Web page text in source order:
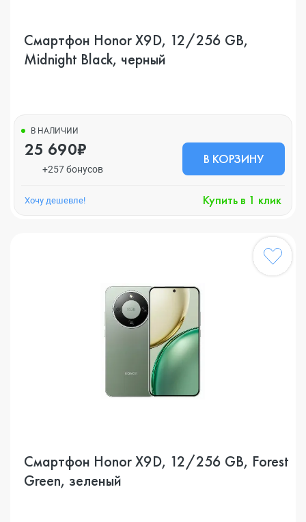
Смартфон Honor X9D, 12/256 GB,
Midnight Black, черный
В НАЛИЧИИ
25 690₽
+257 бонусов
В КОРЗИНУ
Хочу дешевле! Купить в 1 клик
Смартфон Honor X9D, 12/256 GB, Forest
Green, зеленый